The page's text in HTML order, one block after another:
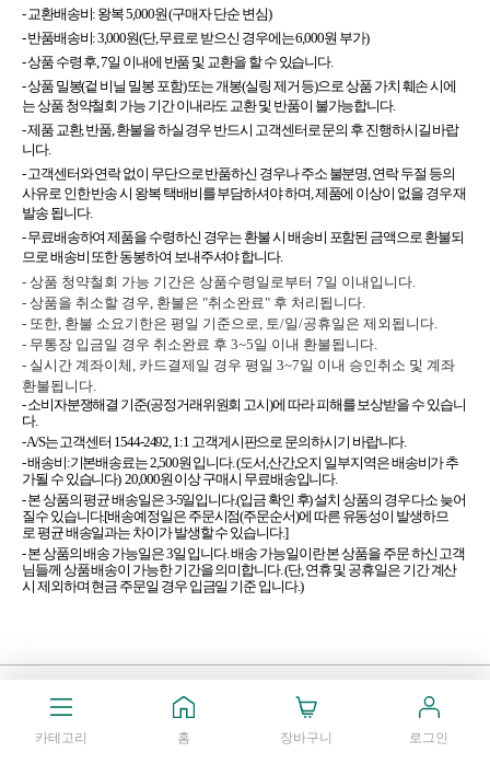
카테고리 홈 장바구니 로그인
- 교환배송비: 왕복 5,000원 (구매자 단순 변심)
- 반품배송비: 3,000원(단, 무료로 받으신 경우에는 6,000원 부가)
- 상품 수령 후, 7일 이내에 반품 및 교환을 할 수 있습니다.
- 상품 밀봉(겉 비닐 밀봉 포함) 또는 개봉(실링 제거 등)으로 상품 가치 훼손 시에
는 상품 청약철회 가능 기간 이내라도 교환 및 반품이 불가능합니다.
- 제품 교환, 반품, 환불을 하실 경우 반드시 고객센터로 문의 후 진행하시길 바랍
니다.
- 고객센터와 연락 없이 무단으로 반품하신 경우나 주소 불분명, 연락 두절 등의
사유로 인한 반송 시 왕복 택배비를 부담하셔야 하며, 제품에 이상이 없을 경우 재
발송 됩니다.
- 무료배송하여 제품을 수령하신 경우는 환불 시 배송비 포함된 금액으로 환불되
므로 배송비 또한 동봉하여 보내주셔야 합니다.
- 상품 청약철회 가능 기간은 상품수령일로부터 7일 이내입니다.
- 상품을 취소할 경우, 환불은 "취소완료" 후 처리됩니다.
- 또한, 환불 소요기한은 평일 기준으로, 토/일/공휴일은 제외됩니다.
- 무통장 입금일 경우 취소완료 후 3~5일 이내 환불됩니다.
- 실시간 계좌이체, 카드결제일 경우 평일 3~7일 이내 승인취소 및 계좌
환불됩니다.
- 소비자분쟁해결 기준(공정거래위원회 고시)에 따라 피해를 보상받을 수 있습니
다.
- A/S는 고객센터 1544-2492, 1:1 고객게시판으로 문의하시기 바랍니다.
- 배송비:기본배송료는 2,500원 입니다. (도서,산간,오지 일부지역은 배송비가 추
가될 수 있습니다) 20,000원 이상 구매시 무료배송입니다.
- 본 상품의 평균 배송일은 3-5일입니다.(입금 확인 후) 설치 상품의 경우 다소 늦어
질수 있습니다.[배송예정일은 주문시점(주문순서)에 따른 유동성이 발생하므
로 평균 배송일과는 차이가 발생할 수 있습니다.]
- 본 상품의 배송 가능일은 3일 입니다. 배송 가능일이란 본 상품을 주문 하신 고객
님들께 상품 배송이 가능한 기간을 의미합니다. (단, 연휴 및 공휴일은 기간 계산
시 제외하며 현금 주문일 경우 입금일 기준 입니다.)
고객센터
1544-2492